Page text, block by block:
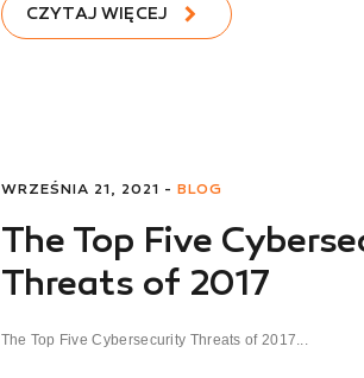
CZYTAJ WIĘCEJ
WRZEŚNIA 21, 2021 - BLOG
The Top Five
Threats of 2017
The Top Five Cybersecurity Threats of 2017...